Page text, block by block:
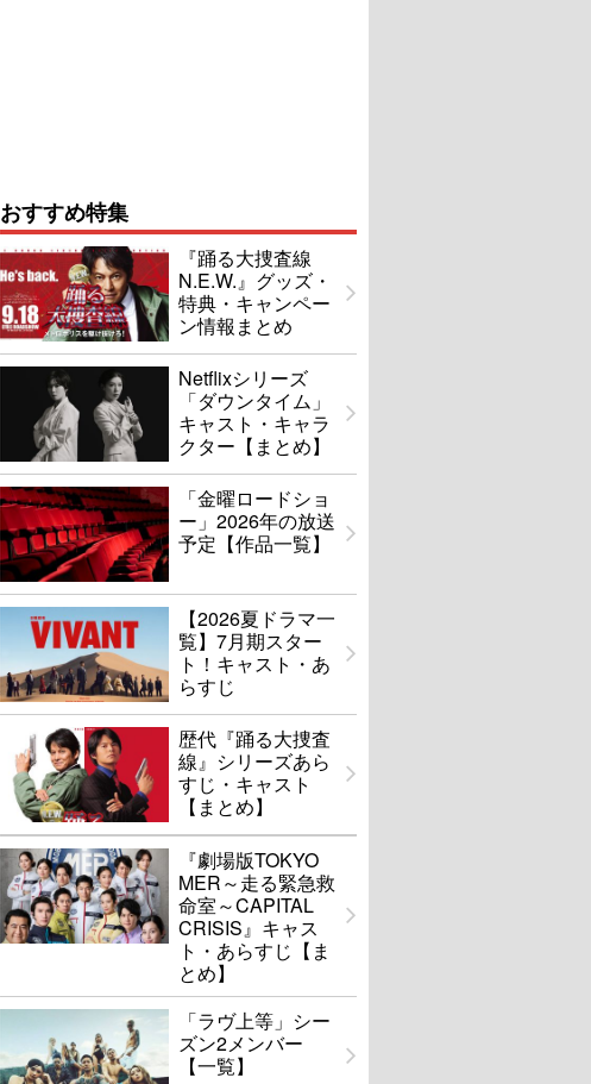
おすすめ特集
『踊る大捜査線
N.E.W.』グッズ・
特典・キャンペー
ン情報まとめ
Netflixシリーズ
「ダウンタイム」
キャスト・キャラ
クター【まとめ】
「金曜ロードショ
ー」2026年の放送
予定【作品一覧】
【2026夏ドラマ一
覧】7月期スター
ト！キャスト・あ
らすじ
歴代『踊る大捜査
線』シリーズあら
すじ・キャスト
【まとめ】
『劇場版TOKYO
MER～走る緊急救
命室～CAPITAL
CRISIS』キャス
ト・あらすじ【ま
とめ】
「ラヴ上等」シー
ズン2メンバー
【一覧】